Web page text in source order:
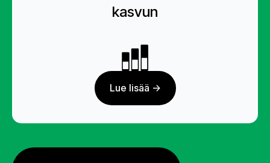
kasvun
Lue lisää ->